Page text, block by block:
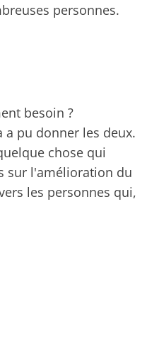
personnes.
besoin ?
a pu donner les deux.
chose qui
sur l'amélioration du
les personnes qui,